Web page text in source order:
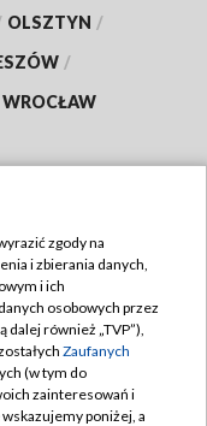
OLSZTYN /
/
WROCŁAW
zgody na
i zbierania danych,
i ich
osobowych przez
dalej również „TVP”),
Zaufanych
(w tym do
zainteresowań i
poniżej, a